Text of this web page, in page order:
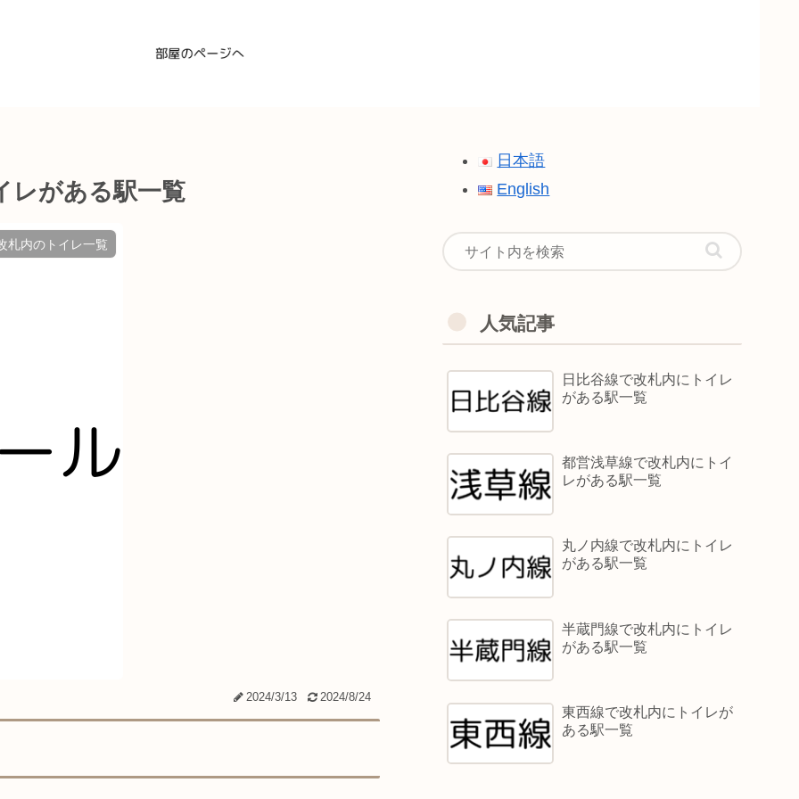
レがある駅一覧
札内のトイレ一覧
2024/3/13 2024/8/24
日本語
English
人気記事
日比谷線で改札内にトイレ
がある駅一覧
都営浅草線で改札内にトイ
レがある駅一覧
丸ノ内線で改札内にトイレ
がある駅一覧
半蔵門線で改札内にトイレ
がある駅一覧
東西線で改札内にトイレが
ある駅一覧